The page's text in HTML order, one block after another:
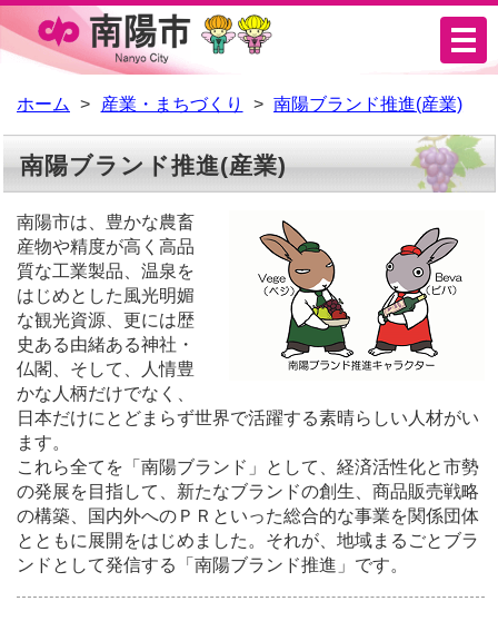
ニ
ー
ホーム 産業・まちづくり 南陽ブランド推進(産業)
南陽ブランド推進(産業)
南陽市は、豊かな農畜
産物や精度が高く高品
質な工業製品、温泉を
はじめとした風光明媚
な観光資源、更には歴
史ある由緒ある神社・
仏閣、そして、人情豊
かな人柄だけでなく、
日本だけにとどまらず世界で活躍する素晴らしい人材がい
ます。
これら全てを「南陽ブランド」として、経済活性化と市勢
の発展を目指して、新たなブランドの創生、商品販売戦略
の構築、国内外へのＰＲといった総合的な事業を関係団体
とともに展開をはじめました。それが、地域まるごとブラ
ンドとして発信する「南陽ブランド推進」です。